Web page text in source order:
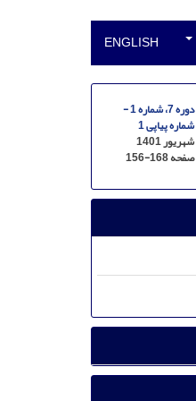
ENGLISH
دوره 7، شماره 1 -
شماره پیاپی 1
شهریور 1401
صفحه156-168